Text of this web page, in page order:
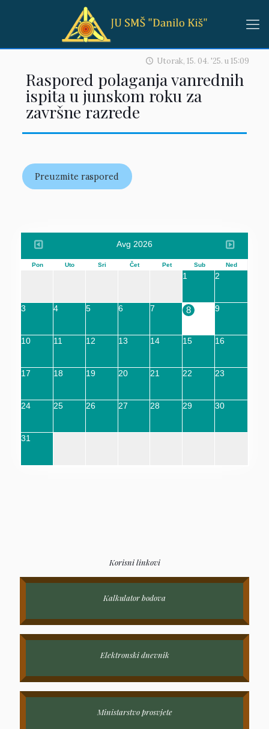
Utorak, 15. 04. '25. u15:09
Raspored polaganja vanrednih
ispita u junskom roku za
završne razrede
Preuzmite raspored
Avg 2026
Pon Uto Sri Čet Pet Sub Ned
1 2
3 4 5 6 7 8 9
10 11 12 13 14 15 16
17 18 19 20 21 22 23
24 25 26 27 28 29 30
31
Korisni linkovi
Kalkulator bodova
Elektronski dnevnik
Ministarstvo prosvjete